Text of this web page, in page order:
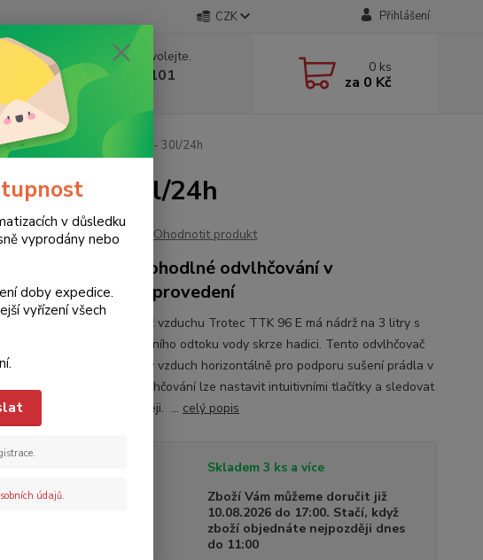
CZK Přihlášení
Nevíte si rady? Zavolejte.
+420 775 986 101
(Po-Ne, 8-20 hod.)
0 ks
za 0 Kč
vzduchu TTK 96 E Trotec - 30l/24h
Trotec - 30l/24h
Ohodnotit produkt
Obzvláště pohodlné odvlhčování v
kompaktním provedení
Domácí odvlhčovač vzduchu Trotec TTK 96 E má nádrž na 3 litry s
možností kontinuálního odtoku vody skrze hadici. Tento odvlhčovač
vyfukuje odvlhčený vzduch horizontálně pro podporu sušení prádla v
bytě. Intenzitu odvlhčování lze nastavit intuitivními tlačítky a sledovat
na digitálním displeji. ... celý popis
Skladem 3 ks a více
Zboží Vám můžeme doručit již
10.08.2026 do 17:00. Stačí, když
zboží objednáte nejpozději dnes
do 11:00
v důsledku
vyprodány nebo
doby expedice.
vyřízení všech
údajů.